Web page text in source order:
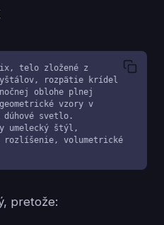
telo zložené z
rozpätie krídel
oblohe plnej
vzory v
svetlo.
umelecký štýl,
rozlíšenie, volumetrické
pretože: